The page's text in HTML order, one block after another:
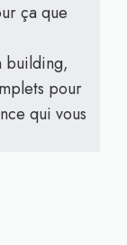
ça que
building,
pour
qui vous